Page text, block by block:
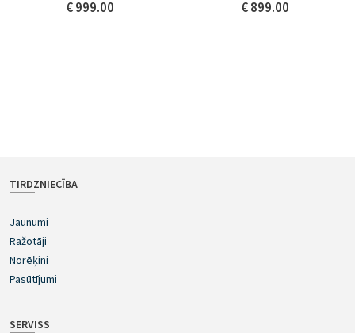
€ 999.00 € 899.00
TIRDZNIECĪBA
Jaunumi
Ražotāji
Norēķini
Pasūtījumi
SERVISS